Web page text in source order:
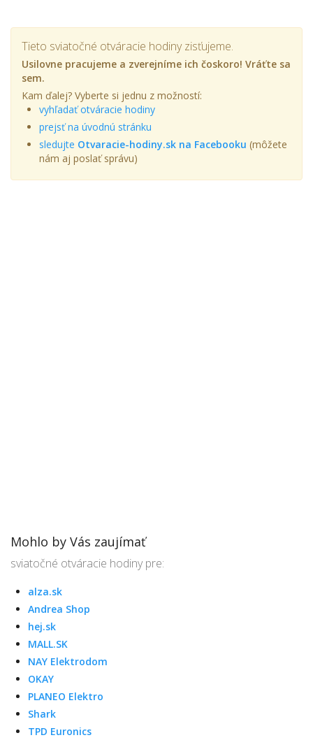
Tieto sviatočné otváracie hodiny zisťujeme.
Usilovne pracujeme a zverejníme ich čoskoro! Vráťte sa
sem.
Kam ďalej? Vyberte si jednu z možností:
vyhľadať otváracie hodiny
prejsť na úvodnú stránku
sledujte Otvaracie-hodiny.sk na Facebooku (môžete
nám aj poslať správu)
Mohlo by Vás zaujímať
sviatočné otváracie hodiny pre:
alza.sk
Andrea Shop
hej.sk
MALL.SK
NAY Elektrodom
OKAY
PLANEO Elektro
Shark
TPD Euronics